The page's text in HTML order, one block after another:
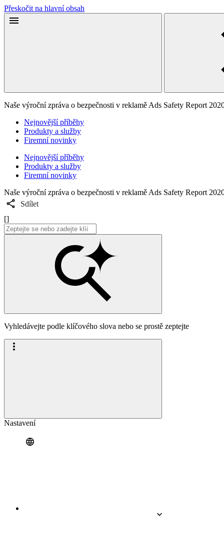
Přeskočit na hlavní obsah
Naše výroční zpráva o bezpečnosti v reklamě Ads Safety Report
Nejnovější příběhy
Produkty a služby
Firemní novinky
Nejnovější příběhy
Produkty a služby
Firemní novinky
Naše výroční zpráva o bezpečnosti v reklamě Ads Safety Report
Sdílet
[]
Vyhledávejte podle klíčového slova nebo se prostě zeptejte
Nastavení